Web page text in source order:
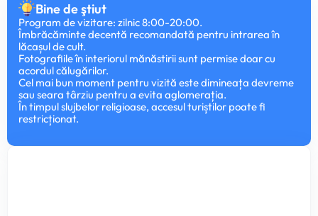
Bine de ştiut
Program de vizitare: zilnic 8:00-20:00.
Îmbrăcăminte decentă recomandată pentru intrarea în
lăcașul de cult.
Fotografiile în interiorul mănăstirii sunt permise doar cu
acordul călugărilor.
Cel mai bun moment pentru vizită este dimineața devreme
sau seara târziu pentru a evita aglomerația.
În timpul slujbelor religioase, accesul turiștilor poate fi
restricționat.